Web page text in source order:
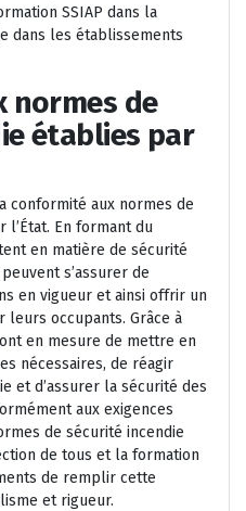
SSIAP dans la
dans les établissements
normes de
établies par
conformité aux normes de
En formant du
en matière de sécurité
s’assurer de
en vigueur et ainsi offrir un
leurs occupants. Grâce à
en mesure de mettre en
nécessaires, de réagir
et d’assurer la sécurité des
aux exigences
de sécurité incendie
de tous et la formation
de remplir cette
et rigueur.